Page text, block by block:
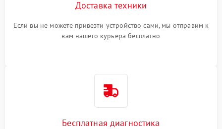
Доставка техники
Если вы не можете привезти устройство сами, мы отправим к
вам нашего курьера бесплатно
Бесплатная диагностика